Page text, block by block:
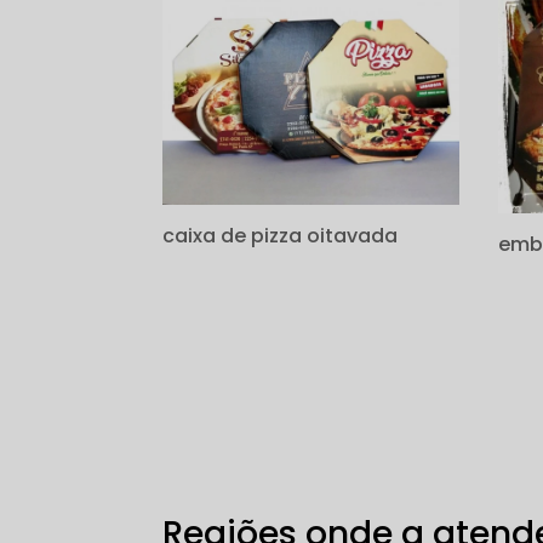
caixa de pizza oitavada